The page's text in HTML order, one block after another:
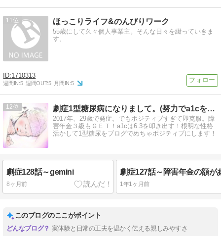
11 ほっこりライフ&のんびりワーク
55歳にして久々個人事業主。そんな日々を綴っていきま
す、
1710313
週間IN:5 週間OUT:5 月間IN:5
12 劇症1型糖尿病になりまして。(努力でa1cを6.3に！)
2017年、29歳で発症。でもポジティブすぎて即克服。障
害年金３級もＧＥＴ！a1cは6.3を叩き出す！根明な性格
活かして1型糖尿をブログでめちゃポジティブにします！
劇症128話～gemini
8ヶ月前 1年1ヶ月前
このブログのここがポイント
実体験と日常の工夫を温かく伝える親しみやすさ